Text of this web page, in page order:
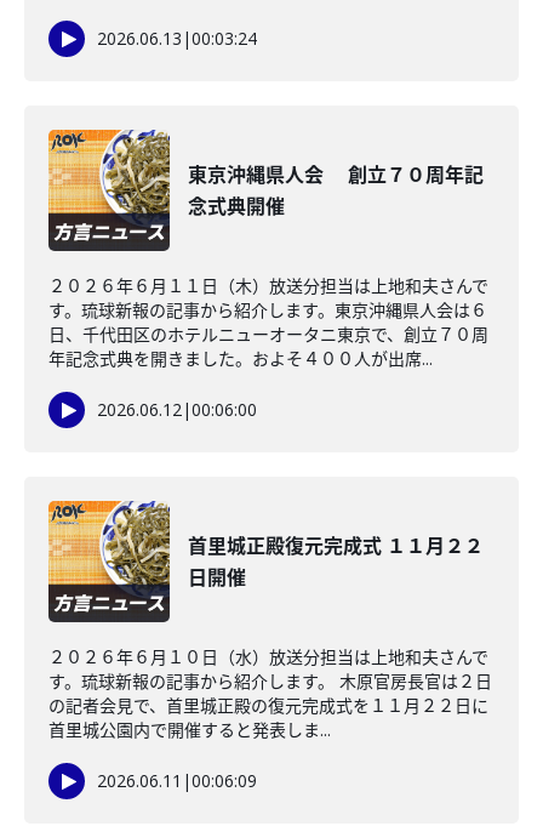
2026.06.13 |00:03:24
東京沖縄県人会 創立７０周年記
念式典開催
２０２６年６月１１日（木）放送分担当は上地和夫さんで
す。琉球新報の記事から紹介します。東京沖縄県人会は６
日、千代田区のホテルニューオータニ東京で、創立７０周
年記念式典を開きました。およそ４００人が出席...
2026.06.12|00:06:00
首里城正殿復元完成式 １１月２２
日開催
２０２６年６月１０日（水）放送分担当は上地和夫さんで
す。琉球新報の記事から紹介します。 木原官房長官は２日
の記者会見で、首里城正殿の復元完成式を１１月２２日に
首里城公園内で開催すると発表しま...
2026.06.11 |00:06:09